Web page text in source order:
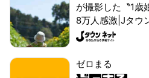
が撮影した〝1歳
8万人感激|Jタウ
ゼロまる